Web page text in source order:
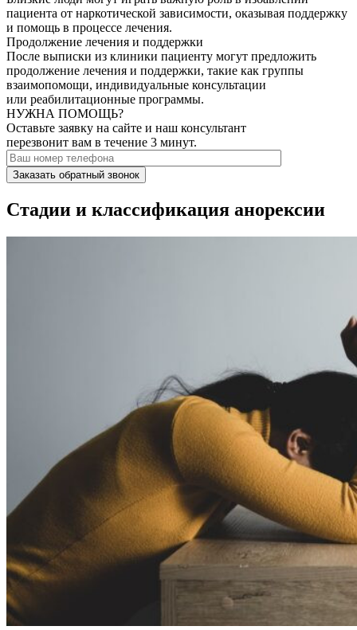
пациента от наркотической зависимости, оказывая поддержку
и помощь в процессе лечения.
Продолжение лечения и поддержки
После выписки из клиники пациенту могут предложить
продолжение лечения и поддержки, такие как группы
взаимопомощи, индивидуальные консультации
или реабилитационные программы.
НУЖНА ПОМОЩЬ?
Оставьте заявку на сайте и наш консультант
перезвонит вам в течение 3 минут.
Заказать обратный звонок
Стадии и классификация анорексии